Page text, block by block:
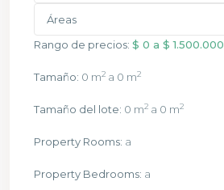
Áreas
Rango de precios: $ 0 a $ 1.500.000
Tamaño: 0 m2 a 0 m2
Tamaño del lote: 0 m2 a 0 m2
Property Rooms: a
Property Bedrooms: a